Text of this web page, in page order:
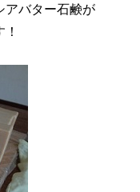
アバター石鹸が